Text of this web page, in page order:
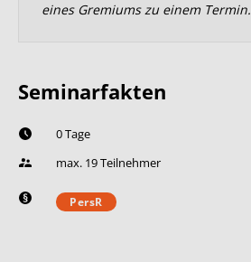
eines Gremiums zu einem Termin.
Seminarfakten
0 Tage
max. 19 Teilnehmer
PersR